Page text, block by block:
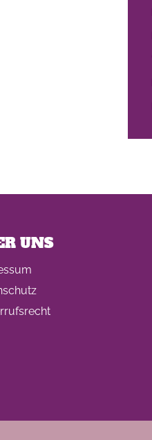
UNS